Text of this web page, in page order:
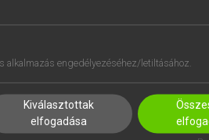
alkalmazás engedélyezéséhez/letiltásához.
Kiválasztottak
elfogadása